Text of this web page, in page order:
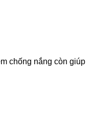
chống nắng còn giúp